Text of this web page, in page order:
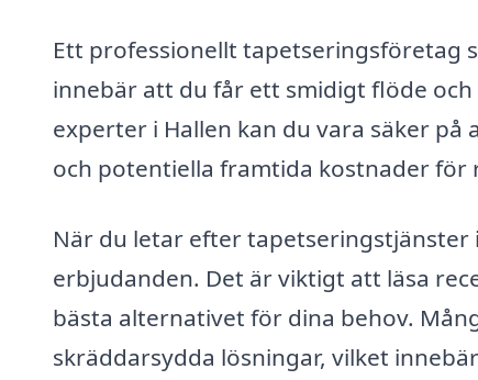
Ett professionellt tapetseringsföretag
innebär att du får ett smidigt flöde
experter i Hallen kan du vara säker
och potentiella framtida kostnader för
När du letar efter tapetseringstjänster
erbjudanden. Det är viktigt att läsa
bästa alternativet för dina behov.
skräddarsydda lösningar, vilket